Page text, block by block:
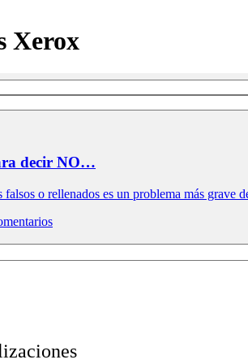
Xerox
decir NO…
o rellenados es un problema más grave